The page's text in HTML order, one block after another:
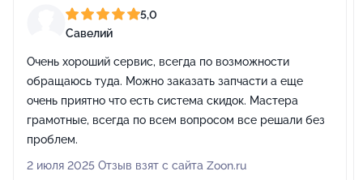
5,0
Савелий
Очень хороший сервис, всегда по возможности
обращаюсь туда. Можно заказать запчасти а еще
очень приятно что есть система скидок. Мастера
грамотные, всегда по всем вопросом все решали без
проблем.
2 июля 2025 Отзыв взят с сайта Zoon.ru